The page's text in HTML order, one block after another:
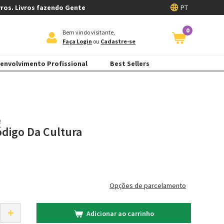
Livros fazendo Gente PT
Bem vindo visitante,
Faça Login ou Cadastre-se
0
Profissional Best Sellers
Da Cultura
Opções de parcelamento
＋ Adicionar ao carrinho